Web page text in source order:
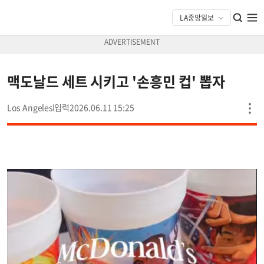
맥도날드 세트 시키고 '손흥민 컵' 뽑자
Los Angeles 2026.06.11 15:25